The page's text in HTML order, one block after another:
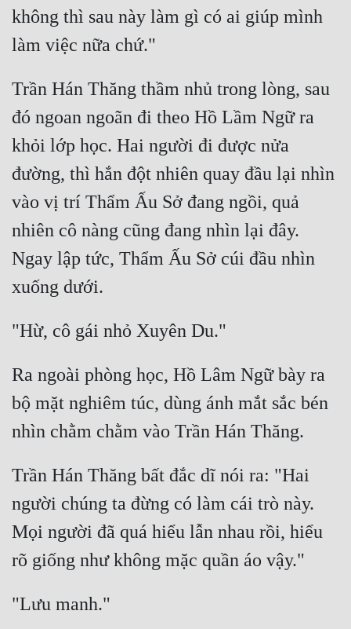
Vô Địch
Xuyên Không
Xuyên Sách
Xuyên Thư
Điền Văn
Đô Thị
Đồng Nhân
Cẩu Đạo Trường Sinh
Ngự Thú
Truyện Nam
Truyện Nữ
Vô Địch Lưu
Xây Dựng Thế Lực
không thì sau này làm gì có ai giúp mình
Trần Hán Thăng thầm nhủ trong lòng, sau
đó ngoan ngoãn đi theo Hồ Lầm Ngữ ra
khỏi lớp học. Hai người đi được nửa
đường, thì hắn đột nhiên quay đầu lại nhìn
vào vị trí Thẩm Ấu Sở đang ngồi, quả
nhiên cô nàng cũng đang nhìn lại đây.
Ngay lập tức, Thẩm Ấu Sở cúi đầu nhìn
Ra ngoài phòng học, Hồ Lâm Ngữ bày ra
bộ mặt nghiêm túc, dùng ánh mắt sắc bén
Trần Hán Thăng bất đắc dĩ nói ra: "Hai
người chúng ta đừng có làm cái trò này.
Mọi người đã quá hiểu lẫn nhau rồi, hiểu